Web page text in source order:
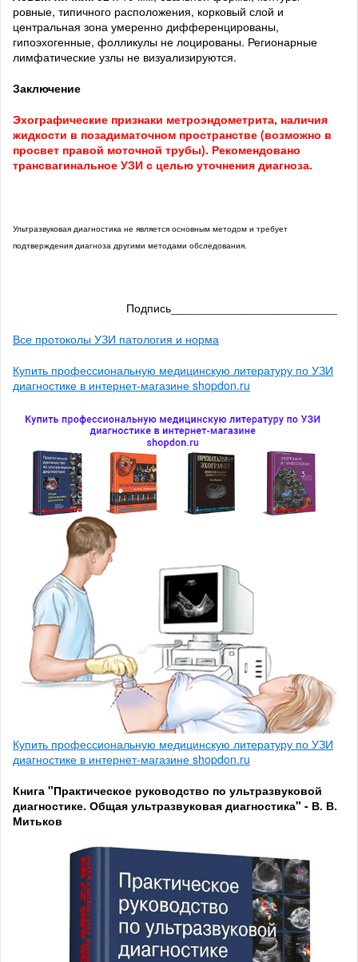
ровные, типичного расположения, корковый слой и
центральная зона умеренно дифференцированы,
гипоэхогенные, фолликулы не лоцированы. Регионарные
лимфатические узлы не визуализируются.
Заключение
Эхографические признаки метроэндометрита, наличия
жидкости в позадиматочном пространстве (возможно в
просвет правой моточной трубы). Рекомендовано
трансвагинальное УЗИ с целью уточнения диагноза.
Ультразвуковая диагностика не является основным методом и требует
подтверждения диагноза другими методами обследования.
Подпись__________________________
Все протоколы УЗИ патология и норма
Купить профессиональную медицинскую литературу по УЗИ
диагностике в интернет-магазине shopdon.ru
Купить профессиональную медицинскую литературу по УЗИ
диагностике в интернет-магазине shopdon.ru
Книга "Практическое руководство по ультразвуковой
диагностике. Общая ультразвуковая диагностика" - В. В.
Митьков